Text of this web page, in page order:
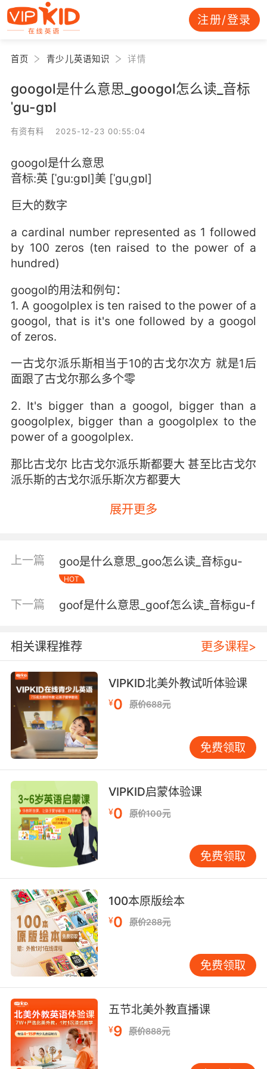
注册/登录
首页 青少儿英语知识 详情
googol是什么意思_googol怎么读_音标
ˈgu-gɒl
有资有料 2025-12-23 00:55:04
googol是什么意思
音标:英 [ˈgu:gɒl]美 [ˈɡuˌɡɒl]
巨大的数字
a cardinal number represented as 1 followed
by 100 zeros (ten raised to the power of a
hundred)
googol的用法和例句：
1. A googolplex is ten raised to the power of a
googol, that is it's one followed by a googol
of zeros.
一古戈尔派乐斯相当于10的古戈尔次方 就是1后
面跟了古戈尔那么多个零
2. It's bigger than a googol, bigger than a
googolplex, bigger than a googolplex to the
power of a googolplex.
那比古戈尔 比古戈尔派乐斯都要大 甚至比古戈尔
派乐斯的古戈尔派乐斯次方都要大
3. One of the largest numbers we have a
我们起过名字的最大的数字是古戈尔 那1后面跟
了100个零
4. A googol has 100 zeros, but a googolplex
space in the entire observable universe just
to write the number down, even if you could
write each zero on a single atom.
一古戈尔有100个零 可是一古戈尔派乐斯有那么
多零 以至于整个可观察的宇宙范围内写满了零 都
还是没法写下这个数字 就算是你能把0写成原子
那么小也没用
展开更多
上一篇 goo是什么意思_goo怎么读_音标ɡu-
HOT
下一篇 goof是什么意思_goof怎么读_音标ɡu-f
相关课程推荐 更多课程>
VIPKID北美外教试听体验课
¥0 原价688元
免费领取
VIPKID启蒙体验课
¥0 原价100元
免费领取
100本原版绘本
¥0 原价288元
免费领取
五节北美外教直播课
¥9 原价888元